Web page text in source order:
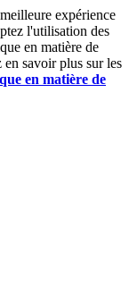
expérience
l'utilisation des
en matière de
savoir plus sur les
en matière de